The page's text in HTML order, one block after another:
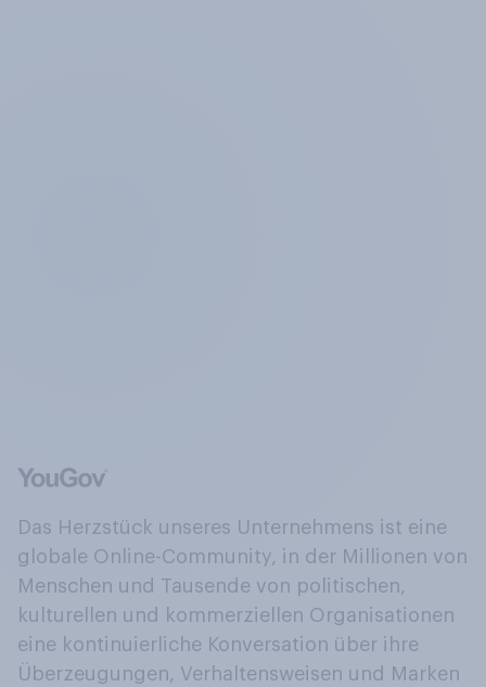
Das Herzstück unseres Unternehmens ist eine
globale Online-Community, in der Millionen von
Menschen und Tausende von politischen,
kulturellen und kommerziellen Organisationen
eine kontinuierliche Konversation über ihre
Überzeugungen, Verhaltensweisen und Marken